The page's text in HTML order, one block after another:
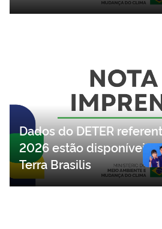
Dados do DETER
2026 estão disponíveis
Terra Brasilis